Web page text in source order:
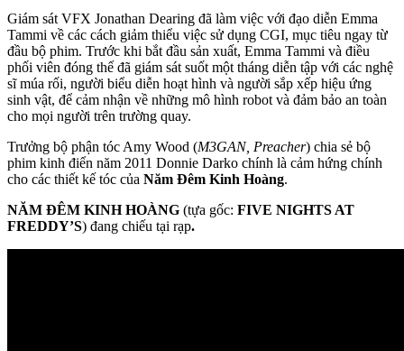
Giám sát VFX Jonathan Dearing đã làm việc với đạo diễn Emma
Tammi về các cách giảm thiểu việc sử dụng CGI, mục tiêu ngay từ
đầu bộ phim. Trước khi bắt đầu sản xuất, Emma Tammi và điều
phối viên đóng thế đã giám sát suốt một tháng diễn tập với các nghệ
sĩ múa rối, người biểu diễn hoạt hình và người sắp xếp hiệu ứng
sinh vật, để cảm nhận về những mô hình robot và đảm bảo an toàn
cho mọi người trên trường quay.
Trưởng bộ phận tóc Amy Wood (M3GAN, Preacher) chia sẻ bộ
phim kinh điển năm 2011 Donnie Darko chính là cảm hứng chính
cho các thiết kế tóc của Năm Đêm Kinh Hoàng.
NĂM ĐÊM KINH HOÀNG (tựa gốc: FIVE NIGHTS AT
FREDDY’S) đang chiếu tại rạp.